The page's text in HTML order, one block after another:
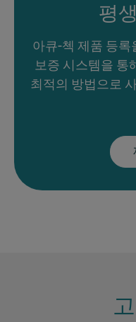
평
아큐-첵 제품 등
보증 시스템을 통
최적의 방법으로